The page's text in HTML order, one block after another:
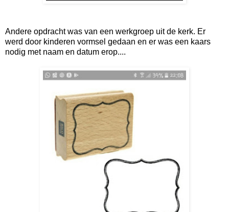
Andere opdracht was van een werkgroep uit de kerk. Er
werd door kinderen vormsel gedaan en er was een kaars
nodig met naam en datum erop....